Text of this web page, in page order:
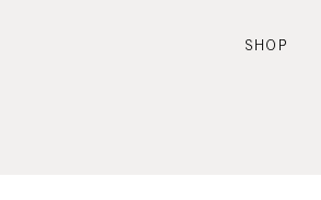
SHOP